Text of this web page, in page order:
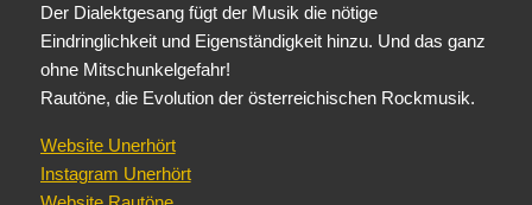
Der Dialektgesang fügt der Musik die nötige
Eindringlichkeit und Eigenständigkeit hinzu. Und das ganz
ohne Mitschunkelgefahr!
Rautöne, die Evolution der österreichischen Rockmusik.
Website Unerhört
Instagram Unerhört